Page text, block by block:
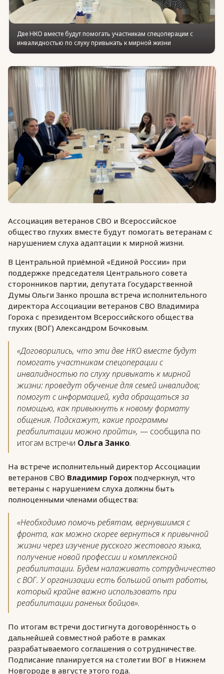
Две НКО вместе будут помогать участникам спецоперации с
инвалидностью по слуху привыкать к мирной жизни
Ассоциация ветеранов СВО и Всероссийское
общество глухих вместе будут помогать ветеранам с
нарушением слуха адаптации к мирной жизни.
В Центральной приёмной «Единой России» при
поддержке председателя Центрального совета
сторонников партии, депутата Государственной
Думы Ольги Занко прошла встреча исполнительного
директора Ассоциации ветеранов СВО Владимира
Гороха с президентом Всероссийского общества
глухих (ВОГ) Александром Бочковым.
«Договорились, что эти две НКО вместе будут
помогать участникам спецоперации с
инвалидностью по слуху привыкать к мирной
жизни: проведут обучение для семей инвалидов;
помогут с информацией, куда обращаться за
помощью, как привыкнуть к новому формату
общения. Подскажут, какие программы
реабилитации можно пройти», — сообщила по
итогам встречи Ольга Занко.
На встрече исполнительный директор Ассоциации
ветеранов СВО Владимир Горохподчеркнул, что
ветераны с нарушением слуха должны быть
полноценными членами общества:
«Необходимо помочь ребятам, вернувшимся с
фронта, как можно скорее вернуться к привычной
жизни через изучение русского жестового языка,
получение новой профессии и комплексной
реабилитации. Будем налаживать сотрудничество
с ВОГ. У организации есть большой опыт работы,
который крайне важно использовать при
реабилитации раненых бойцов».
По итогам встречи достигнута договорённость о
дальнейшей совместной работе в рамках
разрабатываемого соглашения о сотрудничестве.
Подписание планируется на столетии ВОГ в Нижнем
Новгороде в августе этого года.